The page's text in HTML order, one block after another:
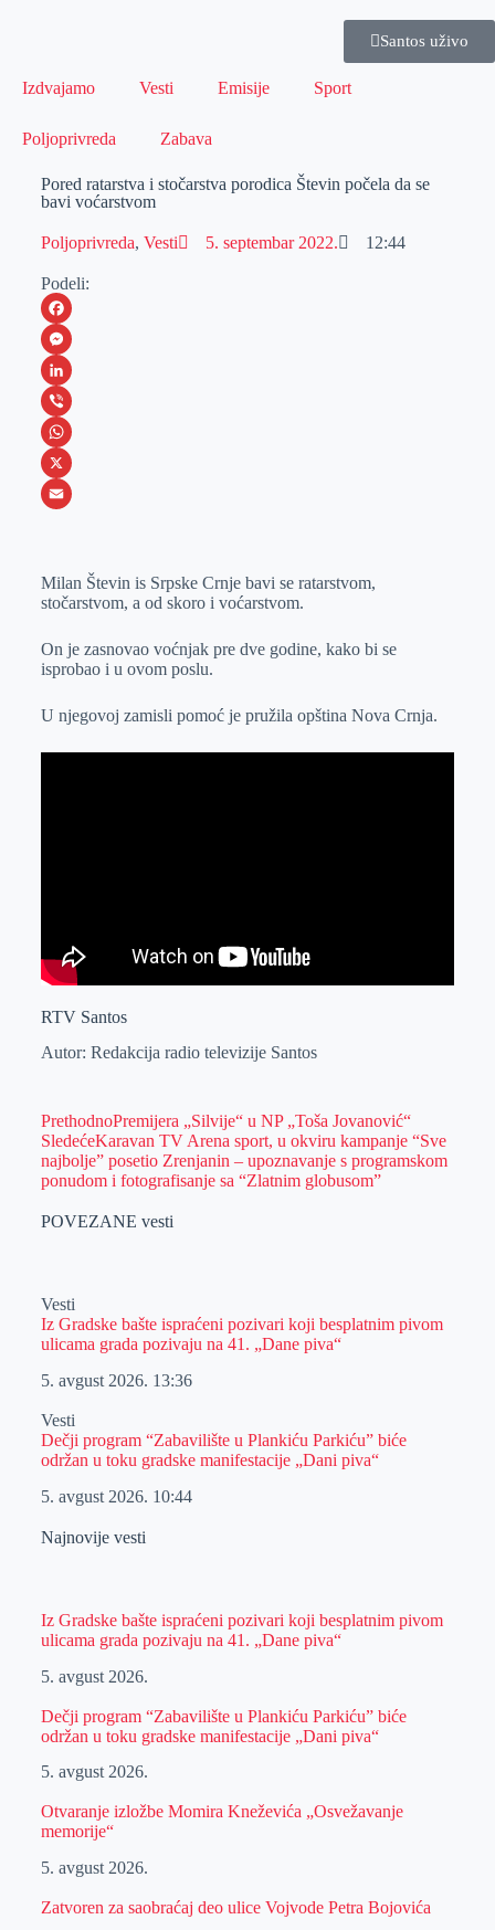
Santos uživo
Izdvajamo Vesti Emisije Sport
Poljoprivreda Zabava
Pored ratarstva i stočarstva porodica Števin počela da se
bavi voćarstvom
Poljoprivreda, Vesti 5. septembar 2022. 12:44
Podeli:
F
a
c
e
b
o
M
e
s
s
e
e
L
i
n
k
I
V
i
b
W
h
s
p
p
X
a
l
Milan Števin is Srpske Crnje bavi se ratarstvom,
stočarstvom, a od skoro i voćarstvom.
On je zasnovao voćnjak pre dve godine, kako bi se
isprobao i u ovom poslu.
U njegovoj zamisli pomoć je pružila opština Nova Crnja.
RTV Santos
Autor: Redakcija radio televizije Santos
PrethodnoPremijera „Silvije“ u NP „Toša Jovanović“
SledećeKaravan TV Arena sport, u okviru kampanje “Sve
najbolje” posetio Zrenjanin – upoznavanje s programskom
ponudom i fotografisanje sa “Zlatnim globusom”
POVEZANE vesti
Vesti
Iz Gradske bašte ispraćeni pozivari koji besplatnim pivom
ulicama grada pozivaju na 41. „Dane piva“
5. avgust 2026. 13:36
Vesti
Dečji program “Zabavilište u Plankiću Parkiću” biće
održan u toku gradske manifestacije „Dani piva“
5. avgust 2026. 10:44
Najnovije vesti
Iz Gradske bašte ispraćeni pozivari koji besplatnim pivom
ulicama grada pozivaju na 41. „Dane piva“
5. avgust 2026.
Dečji program “Zabavilište u Plankiću Parkiću” biće
održan u toku gradske manifestacije „Dani piva“
5. avgust 2026.
Otvaranje izložbe Momira Kneževića „Osvežavanje
memorije“
5. avgust 2026.
Zatvoren za saobraćaj deo ulice Vojvode Petra Bojovića